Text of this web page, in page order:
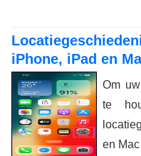
iPhone, iPad en
Om
te
en